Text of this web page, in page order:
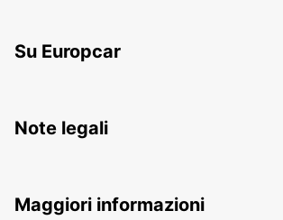
Su Europcar
Note legali
Maggiori informazioni